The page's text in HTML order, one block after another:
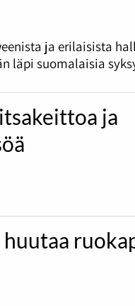
ja erilaisista
läpi suomalaisia
ja